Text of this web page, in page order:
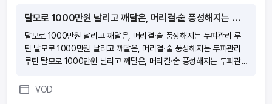
탈모로 1000만원 날리고 깨달은, 머리결·숱 풍성해지는 두피관리 루틴
탈모로 1000만원 날리고 깨달은, 머리결·숱 풍성해지는 두피관리 루
틴 탈모로 1000만원 날리고 깨달은, 머리결·숱 풍성해지는 두피관리
루틴 탈모로 1000만원 날리고 깨달은, 머리결·숱 풍성해지는 두피관
관리 루틴
VOD